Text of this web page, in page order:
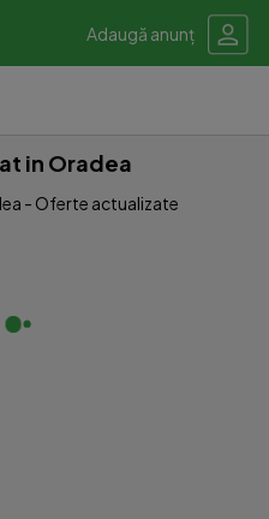
Adaugă anunț
in Oradea
- Oferte actualizate